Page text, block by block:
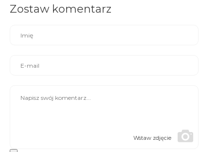
Zostaw komentarz
Wstaw zdjęcie